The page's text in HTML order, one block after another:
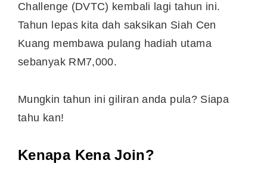
Challenge (DVTC) kembali lagi tahun ini.
Tahun lepas kita dah saksikan Siah Cen
Kuang membawa pulang hadiah utama
sebanyak RM7,000.
Mungkin tahun ini giliran anda pula? Siapa
tahu kan!
Kenapa Kena Join?